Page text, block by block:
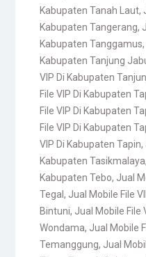
Kabupaten Tanah Laut,
Kabupaten Tangerang,
Kabupaten Tanggamus,
Kabupaten Tanjung
VIP Di Kabupaten
File VIP Di Kabupaten
File VIP Di Kabupaten
File VIP Di Kabupaten
VIP Di Kabupaten Tapin,
Kabupaten Tasikmalaya,
Kabupaten Tebo, Jual
Tegal , Jual Mobile File
Bintuni, Jual Mobile File
Wondama, Jual Mobile
Temanggung, Jual